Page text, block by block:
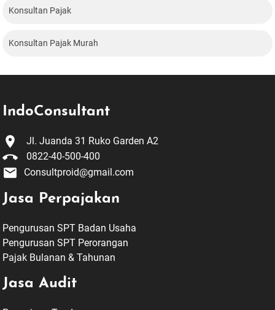
Konsultan Pajak
Konsultan Pajak Murah
IndoConsultant
 Jl. Juanda 31 Ruko Garden A2
 0822-40-500-400
 Consultproid@gmail.com
Jasa Perpajakan
Pengurusan SPT Badan Usaha
Pengurusan SPT Perorangan
Pajak Bulanan & Tahunan
Jasa Audit